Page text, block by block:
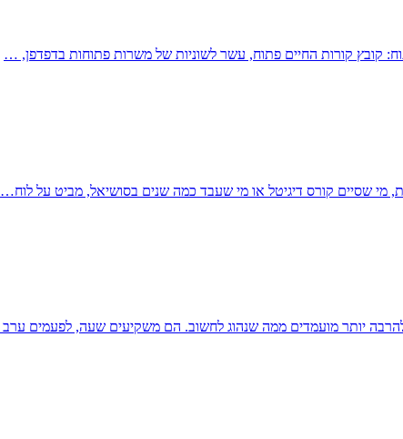
מי שסיים קורס דיגיטל או מי שעבד כמה שנים בסושיאל, מביט על לוח…